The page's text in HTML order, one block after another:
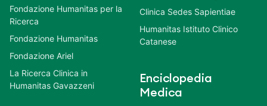
Fondazione Humanitas per la
Ricerca
Fondazione Humanitas
Fondazione Ariel
La Ricerca Clinica in
Humanitas Gavazzeni
Clinica Sedes Sapientiae
Humanitas Istituto Clinico
Catanese
Enciclopedia
Medica